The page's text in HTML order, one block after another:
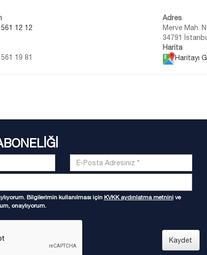
12 12
19 81
Adres
Merve Mah.
34791
Harita
Haritayı
Bilgilerimin kullanılması için KVKK aydınlatma metninive
onaylıyorum.
Kaydet